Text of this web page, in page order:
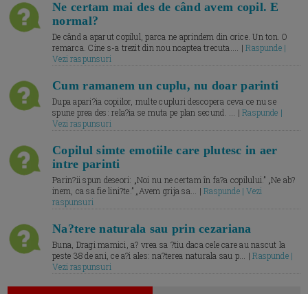
Ne certam mai des de când avem copil. E
normal?
De când a aparut copilul, parca ne aprindem din orice. Un ton. O
remarca. Cine s-a trezit din nou noaptea trecuta.... |Raspunde |
Vezi raspunsuri
Cum ramanem un cuplu, nu doar parinti
Dupa apari?ia copiilor, multe cupluri descopera ceva ce nu se
spune prea des: rela?ia se muta pe plan secund. ... |Raspunde |
Vezi raspunsuri
Copilul simte emotiile care plutesc in aer
intre parinti
Parin?ii spun deseori: „Noi nu ne certam în fa?a copilului.” „Ne ab?
inem, ca sa fie lini?te.” „Avem grija sa... |Raspunde | Vezi
raspunsuri
Na?tere naturala sau prin cezariana
Buna, Dragi mamici, a? vrea sa ?tiu daca cele care au nascut la
peste 38 de ani, ce a?i ales: na?terea naturala sau p... |Raspunde |
Vezi raspunsuri